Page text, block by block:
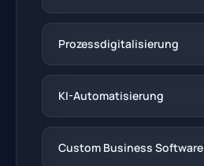
Prozessdigitalisierung
KI-Automatisierung
Custom Business Software